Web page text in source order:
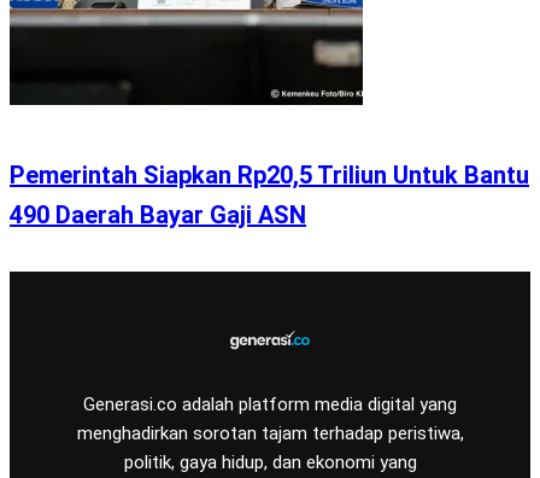
Pemerintah Siapkan Rp20,5 Triliun Untuk Bantu
490 Daerah Bayar Gaji ASN
Generasi.co adalah platform media digital yang
menghadirkan sorotan tajam terhadap peristiwa,
politik, gaya hidup, dan ekonomi yang